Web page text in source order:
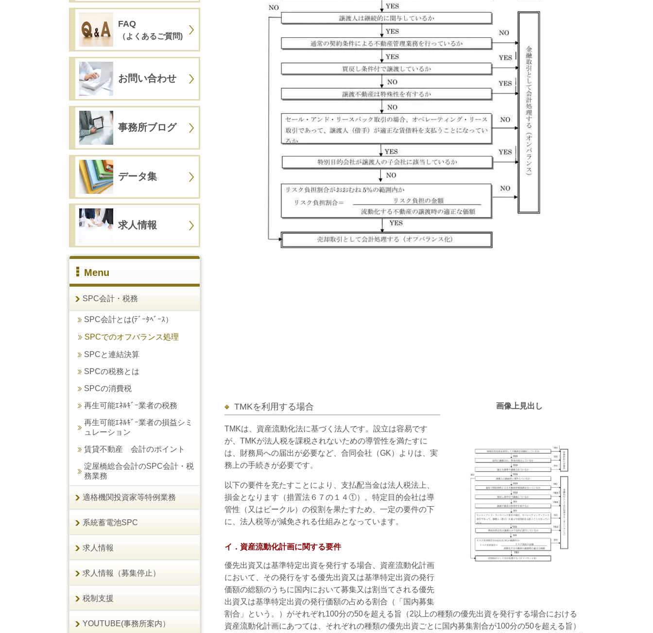
画像上見出し
TMKを利用する場合
TMKは、資産流動化法に基づく法人です。設立は容易です
が、TMKが法人税を課税されないための導管性を満たすに
は、財務局への届出が必要など、合同会社（GK）よりは、実
務上の手続きが必要です。
以下の要件を充たすことにより、支払配当金は法人税法上、
損金となります（措置法６７の１４①）。特定目的会社は導
管性（又はビークル）の役割を果たすため、一定の要件の下
に、法人税等が減免される仕組みとなっています。
イ．資産流動化計画に関する要件
優先出資又は基準特定出資を発行する場合、資産流動化計画
において、その発行をする優先出資又は基準特定出資の発行
価額の総額のうちに国内において募集又は割当てされる優先
出資又は基準特定出資の発行価額の占める割合（「国内募集
割合」という。）がそれぞれ100分の50を超える旨（2以上の種類の優先出資を発行する場合における
資産流動化計画にあつては、それぞれの種類の優先出資ごとに国内募集割合が100分の50を超える旨）
FAQ
（よくあるご質問)
お問い合わせ
事務所ブログ
データ集
求人情報
Menu
SPC会計・税務
SPC会計とは(ﾃﾞｰﾀﾍﾞｰｽ）
SPCでのオフバランス処理
SPCと連結決算
SPCの税務とは
SPCの消費税
再生可能ｴﾈﾙｷﾞｰ業者の税務
再生可能ｴﾈﾙｷﾞｰ業者の損益シミ
ュレーション
賃貸不動産 会計のポイント
淀屋橋総合会計のSPC会計・税
務業務
適格機関投資家等特例業務
系統蓄電池SPC
求人情報
求人情報（募集停止）
税制支援
YOUTUBE(事務所案内）